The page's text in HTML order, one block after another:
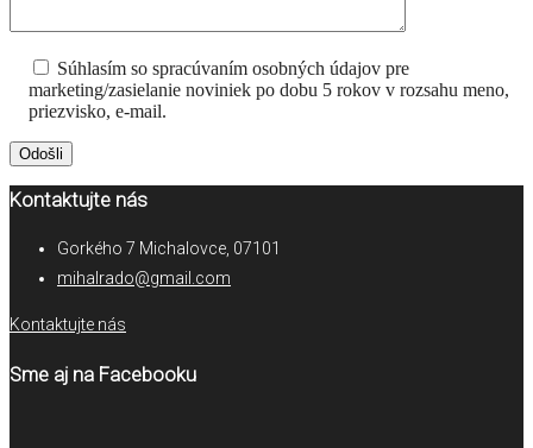
Súhlasím so spracúvaním osobných údajov pre
marketing/zasielanie noviniek po dobu 5 rokov v rozsahu meno,
priezvisko, e-mail.
Kontaktujte nás
Gorkého 7 Michalovce, 07101
mihalrado@gmail.com
Kontaktujte nás
Sme aj na Facebooku